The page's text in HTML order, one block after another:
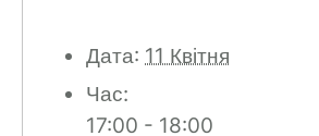
Дата: 11 Квітня
Час:
17:00 - 18:00